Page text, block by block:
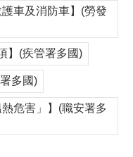
車及消防車】(勞發
】(疾管署多國)
多國)
危害」】(職安署多